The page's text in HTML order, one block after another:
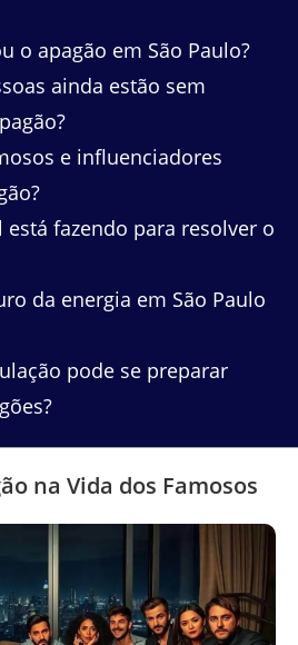
o apagão em São Paulo?
ainda estão sem
e influenciadores
está fazendo para resolver o
da energia em São Paulo
pode se preparar
na Vida dos Famosos